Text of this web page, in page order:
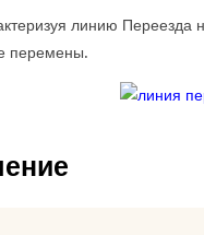
линию Переезда
перемены.